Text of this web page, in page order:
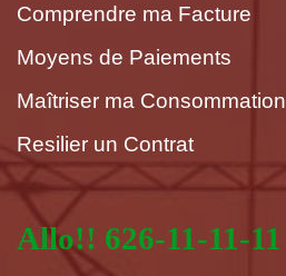
Comprendre ma Facture
Moyens de Paiements
Maîtriser ma Consommation
Resilier un Contrat
Allo!! 626-11-11-11